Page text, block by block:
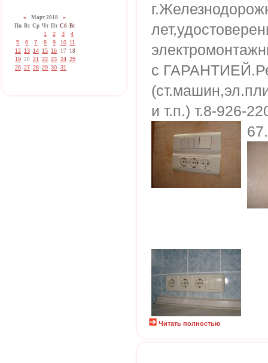
« Март 2018»
Пн Вт Ср Чт Пт Сб Вс
1
2 3
4
5
6 7 8 9 10 11
12 13 14 15 16 17 18
19 20 21 22 23 24 25
26 27 28 29 30 31
с
и т.п.) т.8-926-
Читать полностью